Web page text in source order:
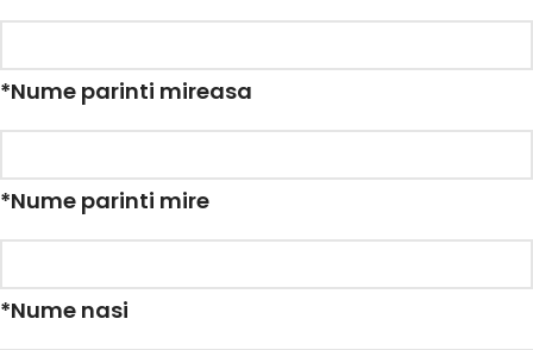
*Nume parinti mireasa
*Nume parinti mire
*Nume nasi